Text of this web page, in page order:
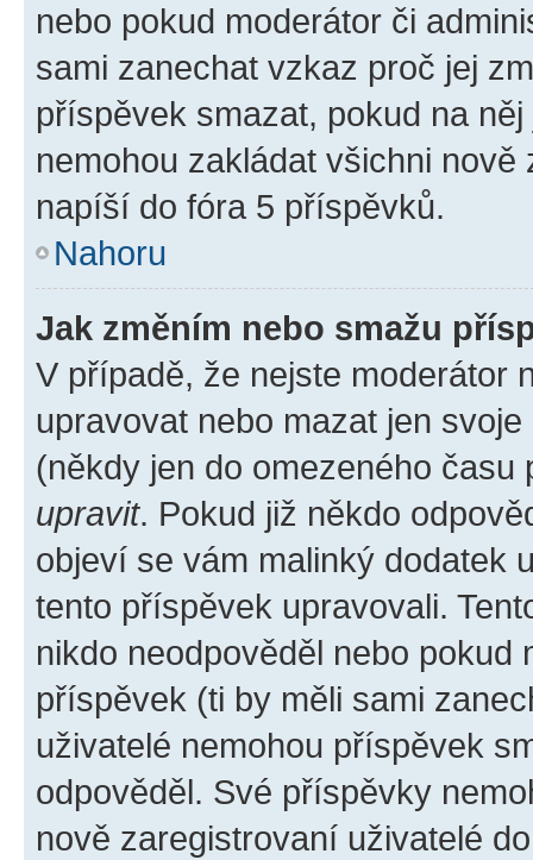
nebo pokud moderátor či
sami zanechat vzkaz proč jej
příspěvek smazat, pokud na
nemohou zakládat všichni
napíší do fóra 5 příspěvků.
Nahoru
Jak změním nebo smažu
V případě, že nejste moderátor
upravovat nebo mazat jen
(někdy jen do omezeného
upravit. Pokud již někdo
objeví se vám malinký dodatek
tento příspěvek upravovali.
nikdo neodpověděl nebo pokud
příspěvek (ti by měli sami
uživatelé nemohou příspěvek
odpověděl. Své příspěvky
nově zaregistrovaní uživatelé